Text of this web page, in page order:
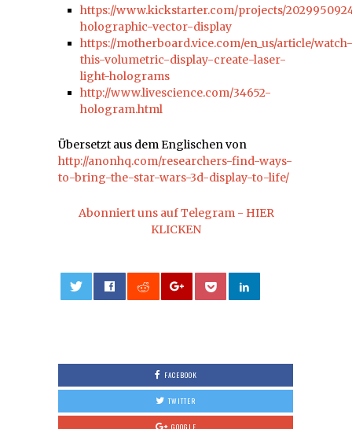
https://www.kickstarter.com/projects/
holographic-vector-display
https://motherboard.vice.com/en_us/article/watch-
this-volumetric-display-create-laser-
light-holograms
http://www.livescience.com/34652-
hologram.html
Übersetzt aus dem Englischen von
http://anonhq.com/researchers-find-ways-
to-bring-the-star-wars-3d-display-to-life/
Abonniert uns auf Telegram - HIER
KLICKEN
FACEBOOK
TWITTER
GOOGLE